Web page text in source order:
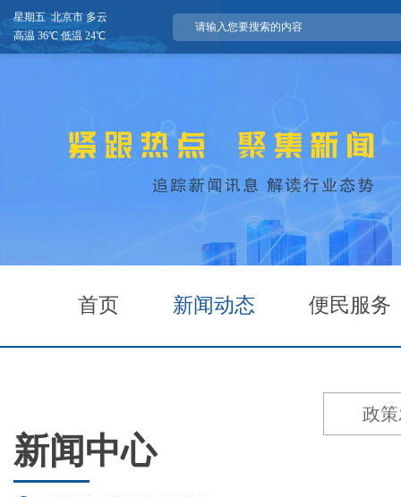
星期五 北京市 多云
高温 36℃ 低温 24℃
首页 新闻动态 便民服务
新闻中心
政